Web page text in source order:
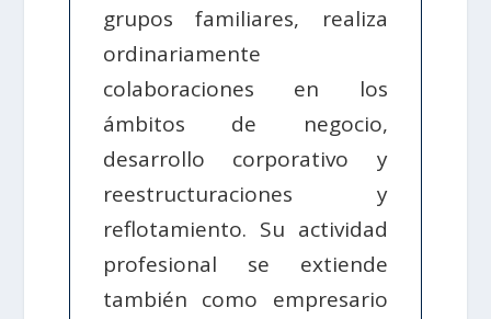
grupos familiares, realiza
ordinariamente
colaboraciones en los
ámbitos de negocio,
desarrollo corporativo y
reestructuraciones y
reflotamiento. Su actividad
profesional se extiende
también como empresario